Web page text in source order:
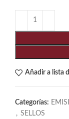
Añadir a lista
Categorías:
, SELLOS